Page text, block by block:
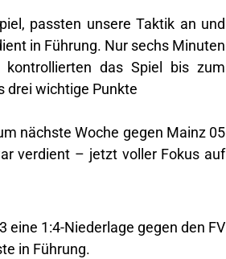
passten unsere Taktik an und
in Führung. Nur sechs Minuten
das Spiel bis zum
drei wichtige Punkte
nächste Woche gegen Mainz 05
verdient – jetzt voller Fokus auf
1:4-Niederlage gegen den FV
in Führung.